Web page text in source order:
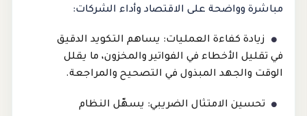
مباشرة وواضحة على الاقتصاد وأداء الشركات:
زيادة كفاءة العمليات: يساهم التكويد الدقيق
في تقليل الأخطاء في الفواتير والمخزون، ما يقلل
الوقت والجهد المبذول في التصحيح والمراجعة.
تحسين الامتثال الضريبي: يسهّل النظام